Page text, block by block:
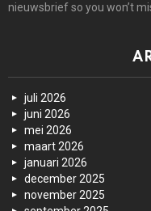
nieuwsbrief so you won’t
juli 2026
juni 2026
mei 2026
maart 2026
januari 2026
december 2025
november 2025